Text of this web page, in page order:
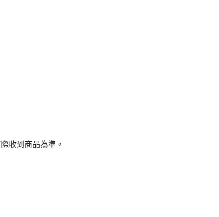
收到商品為準。